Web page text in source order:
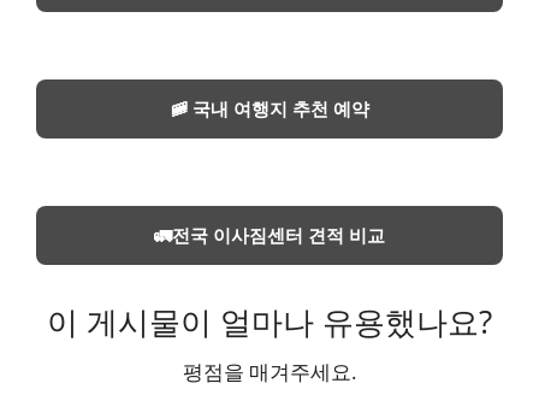
🚞 국내 여행지 추천 예약
🚛전국 이사짐센터 견적 비교
이 게시물이 얼마나 유용했나요?
평점을 매겨주세요.